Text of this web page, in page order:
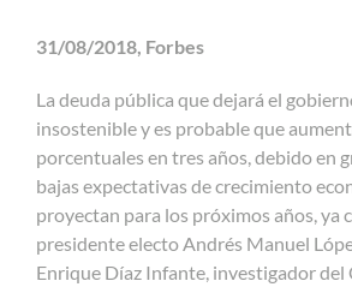
31/08/2018, Forbes
La deuda pública que dejará el
insostenible y es probable que
porcentuales en tres años, debido en
bajas expectativas de crecimiento
proyectan para los próximos años, ya
presidente electo Andrés Manuel
Enrique Díaz Infante, investigador del